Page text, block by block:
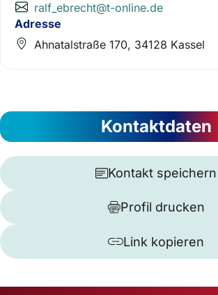
ralf_ebrecht@t-online.de
Adresse
Ahnatalstraße 170, 34128 Kassel
Kontaktdaten
Kontakt speichern
Profil drucken
Link kopieren